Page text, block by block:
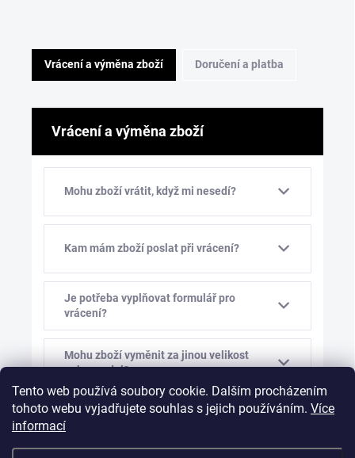
Tento web používá soubory cookie. Dalším procházením
tohoto webu vyjadřujete souhlas s jejich používáním. Více
informací
Vrácení a výměna zboží Doručení a platba
Vrácení a výměna zboží
Mohu zboží vrátit, když mi nesedí?
Kam mám zboží poslat při vrácení?
Je potřeba vyplňovat formulář pro
vrácení?
Mohu zboží vyměnit za jinou velikost
nebo model?
Kolik stojí výměna zboží?